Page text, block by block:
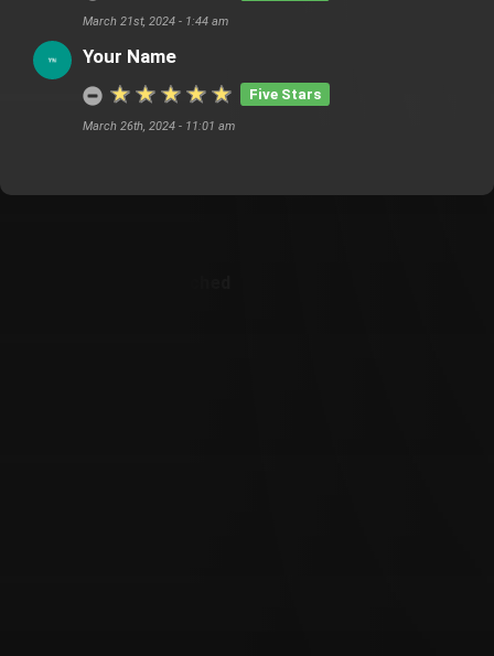
March 21st, 2024 - 1:44 am
Your Name
Five Stars
March 26th, 2024 - 11:01 am